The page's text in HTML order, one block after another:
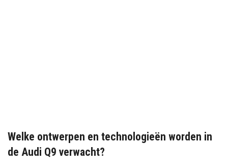
Welke ontwerpen en technologieën worden in
de Audi Q9 verwacht?